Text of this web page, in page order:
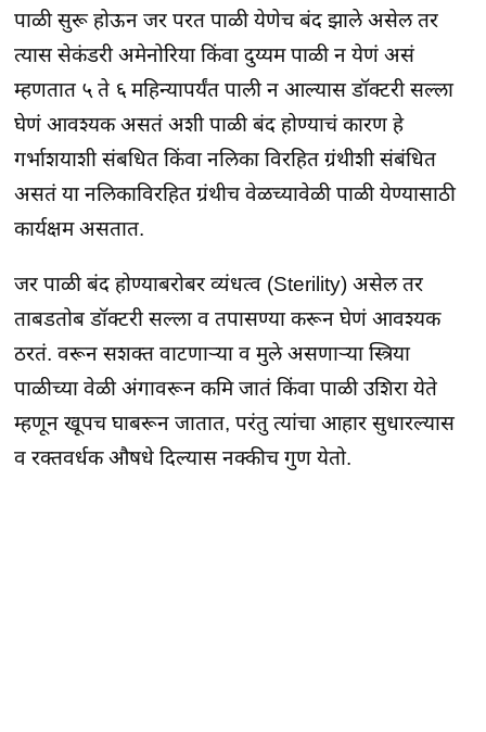
पाळी सुरू होऊन जर परत पाळी येणेच बंद झाले असेल तर
त्यास सेकंडरी अमेनोरिया किंवा दुय्यम पाळी न येणं असं
म्हणतात ५ ते ६ महिन्यापर्यंत पाली न आल्यास डॉक्टरी सल्ला
घेणं आवश्यक असतं अशी पाळी बंद होण्याचं कारण हे
गर्भाशयाशी संबधित किंवा नलिका विरहित ग्रंथीशी संबंधित
असतं या नलिकाविरहित ग्रंथीच वेळच्यावेळी पाळी येण्यासाठी
कार्यक्षम असतात.
जर पाळी बंद होण्याबरोबर व्यंधत्व (Sterility) असेल तर
ताबडतोब डॉक्टरी सल्ला व तपासण्या करून घेणं आवश्यक
ठरतं. वरून सशक्त वाटणाऱ्या व मुले असणाऱ्या स्त्रिया
पाळीच्या वेळी अंगावरून कमि जातं किंवा पाळी उशिरा येते
म्हणून खूपच घाबरून जातात, परंतु त्यांचा आहार सुधारल्यास
व रक्तवर्धक औषधे दिल्यास नक्कीच गुण येतो.